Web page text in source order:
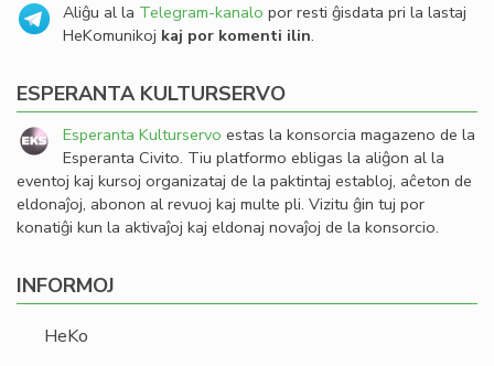
Aliĝu al la Telegram-kanalo por resti ĝisdata pri la lastaj
HeKomunikoj kaj por komenti ilin.
ESPERANTA KULTURSERVO
Esperanta Kulturservo estas la konsorcia magazeno de la
Esperanta Civito. Tiu platformo ebligas la aliĝon al la
eventoj kaj kursoj organizataj de la paktintaj establoj, aĉeton de
eldonaĵoj, abonon al revuoj kaj multe pli. Vizitu ĝin tuj por
konatiĝi kun la aktivaĵoj kaj eldonaj novaĵoj de la konsorcio.
INFORMOJ
HeKo